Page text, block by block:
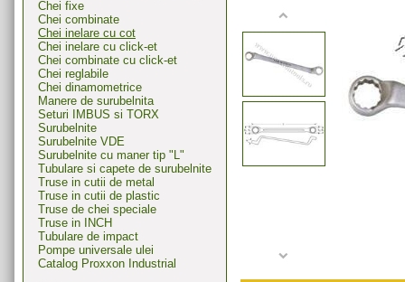
Chei fixe
Chei combinate
Chei inelare cu cot
Chei inelare cu click-et
Chei combinate cu click-et
Chei reglabile
Chei dinamometrice
Manere de surubelnita
Seturi IMBUS si TORX
Surubelnite
Surubelnite VDE
Surubelnite cu maner tip "L"
Tubulare si capete de surubelnite
Truse in cutii de metal
Truse in cutii de plastic
Truse de chei speciale
Truse in INCH
Tubulare de impact
Pompe universale ulei
Catalog Proxxon Industrial